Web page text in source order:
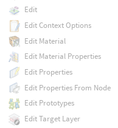
Edit
Edit Context Options
Edit Material
Edit Material Properties
Edit Properties
Edit Properties From Node
Edit Prototypes
Edit Target Layer